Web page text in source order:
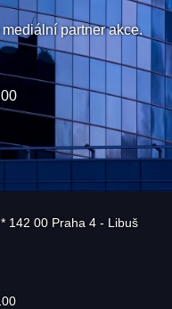
partner akce.
142 00 Praha 4 - Libuš